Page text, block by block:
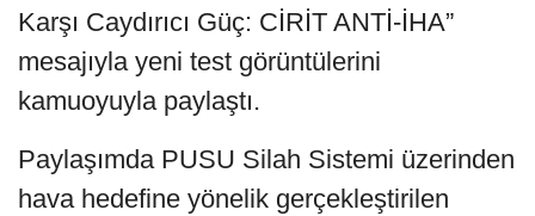
Karşı Caydırıcı Güç: CİRİT ANTİ-İHA”
mesajıyla yeni test görüntülerini
kamuoyuyla paylaştı.
Paylaşımda PUSU Silah Sistemi üzerinden
hava hedefine yönelik gerçekleştirilen